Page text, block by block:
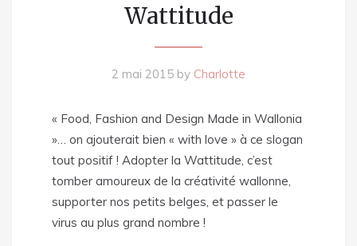
Wattitude
2 mai 2015 by Charlotte
« Food, Fashion and Design Made in Wallonia
»… on ajouterait bien « with love » à ce slogan
tout positif ! Adopter la Wattitude, c’est
tomber amoureux de la créativité wallonne,
supporter nos petits belges, et passer le
virus au plus grand nombre !